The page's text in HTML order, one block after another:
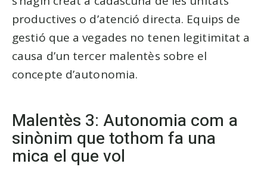
productives o d’atenció directa. Equips de
gestió que a vegades no tenen legitimitat a
causa d’un tercer malentès sobre el
concepte d’autonomia.
Malentès 3: Autonomia com a
sinònim que tothom fa una
mica el que vol